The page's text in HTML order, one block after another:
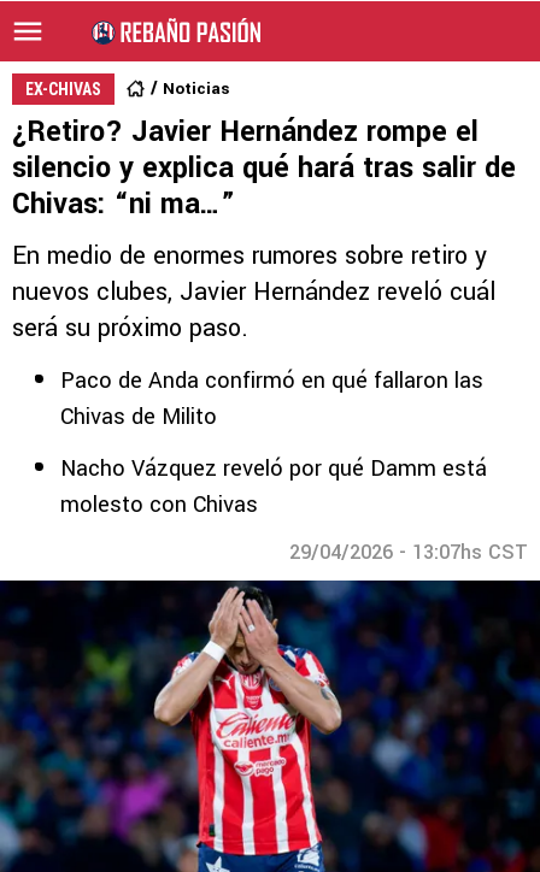
EX-CHIVAS Noticias
¿Retiro? Javier Hernández rompe el
silencio y explica qué hará tras salir de
Chivas: “ni ma…”
En medio de enormes rumores sobre retiro y
nuevos clubes, Javier Hernández reveló cuál
será su próximo paso.
Paco de Anda confirmó en qué fallaron las
Chivas de Milito
Nacho Vázquez reveló por qué Damm está
molesto con Chivas
29/04/2026 - 13:07hs CST